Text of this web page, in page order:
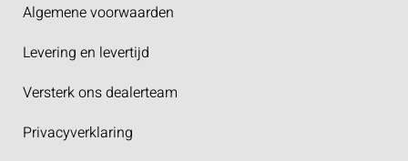
Algemene voorwaarden
Levering en levertijd
Versterk ons dealerteam
Privacyverklaring